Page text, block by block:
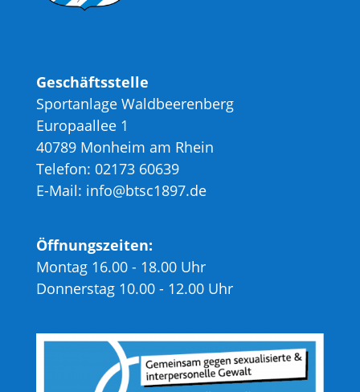
Geschäftsstelle
Sportanlage Waldbeerenberg
Europaallee 1
40789 Monheim am Rhein
Telefon: 02173 60639
E-Mail: info@btsc1897.de
Öffnungszeiten:
Montag 16.00 - 18.00 Uhr
Donnerstag 10.00 - 12.00 Uhr